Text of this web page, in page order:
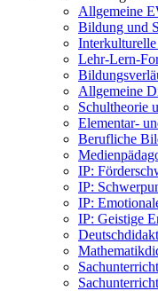
Allgemeine
Bildung und
Lehr-Lern-
Allgemeine
Schultheorie
Elementar-
Berufliche
IP:
IP:
IP:
IP: Geistige